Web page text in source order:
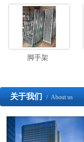
脚手架
关于我们/ About us